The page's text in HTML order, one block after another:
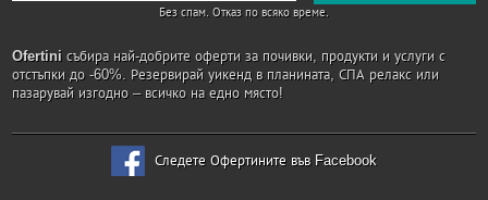
Без спам. Отказ по всяко време.
Ofertini събира най-добрите оферти за почивки, продукти и услуги с
отстъпки до -60%. Резервирай уикенд в планината, СПА релакс или
пазарувай изгодно – всичко на едно място!
Следете Офертините във Facebook